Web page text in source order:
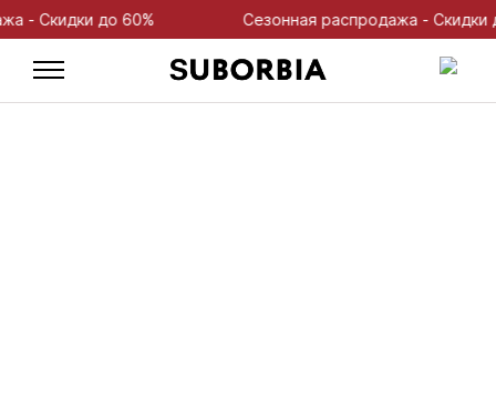
до 60% Сезонная распродажа - Скидки до